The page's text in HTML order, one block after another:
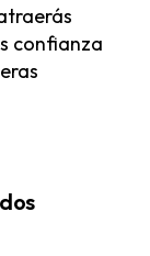
confianza